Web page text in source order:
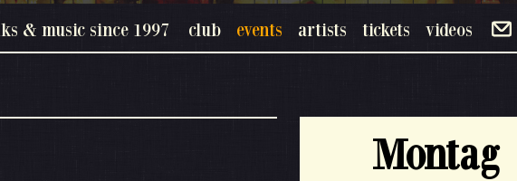
& music since 1997 club events artists tickets videos
Montag